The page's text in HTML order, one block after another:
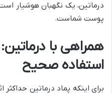
درماتین، یک نگهبان هوشیار
پوست شماست.
همراهی با
استفاده صحیح
برای اینکه پماد درماتین